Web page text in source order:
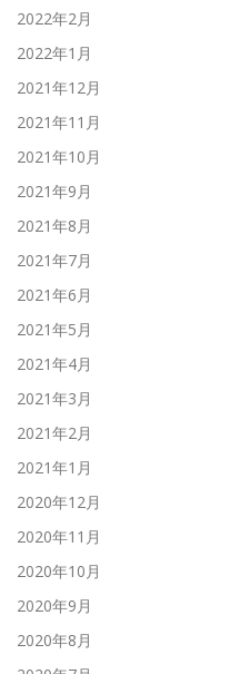
2022年2月
2022年1月
2021年12月
2021年11月
2021年10月
2021年9月
2021年8月
2021年7月
2021年6月
2021年5月
2021年4月
2021年3月
2021年2月
2021年1月
2020年12月
2020年11月
2020年10月
2020年9月
2020年8月